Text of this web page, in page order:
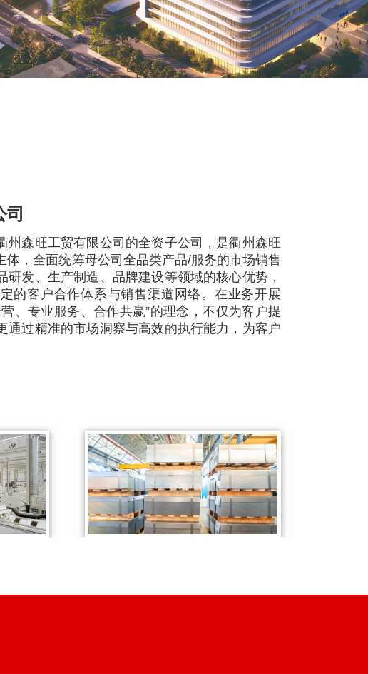
司
州森旺工贸有限公司的全资子公司，是衢州森旺
体，全面统筹母公司全品类产品/服务的市场销售
研发、生产制造、品牌建设等领域的核心优势，
的客户合作体系与销售渠道网络。在业务开展
、专业服务、合作共赢”的理念，不仅为客户提
通过精准的市场洞察与高效的执行能力，为客户